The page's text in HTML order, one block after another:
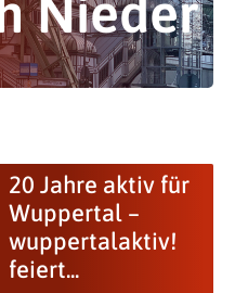
Nieder
20 Jahre aktiv für
Wuppertal –
wuppertalaktiv!
feiert...